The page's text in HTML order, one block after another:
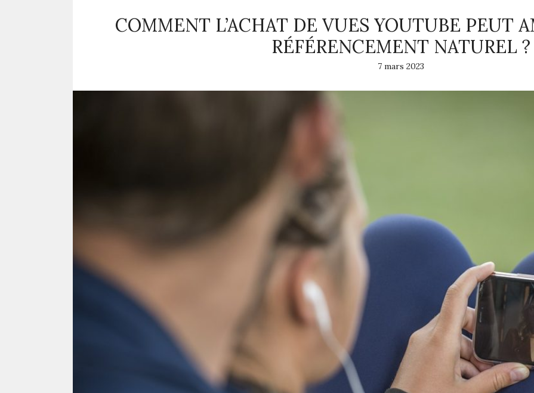
|
Author:
Atakan
Au
|
Active
Theme:
GeneratePress
(generatepress_child)
Theme:
GeneratePress
(generatepress)
COMMENT L’ACHAT DE VUES YOUTUBE PEUT
RÉFÉRENCEMENT NATUREL ?
7 mars 2023